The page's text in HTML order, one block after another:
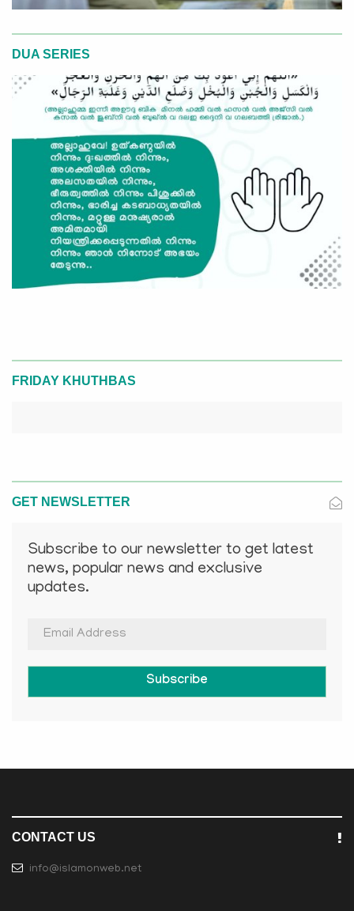
DUA SERIES
FRIDAY KHUTHBAS
GET NEWSLETTER
Subscribe to our newsletter to get latest
news, popular news and exclusive
updates.
Subscribe
CONTACT US
info@islamonweb.net